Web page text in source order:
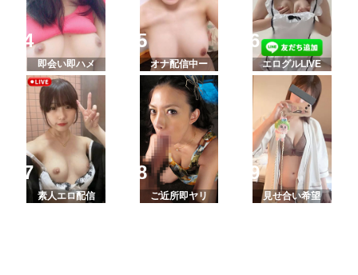
即会い即ハメ オナ配信中ー エログルLIVE
素人エロ配信 ご近所即ヤリ 見せ合い希望